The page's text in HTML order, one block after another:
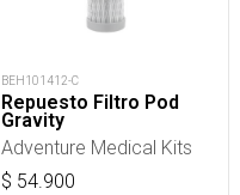
BEH101412-C
Repuesto Filtro Pod
Gravity
Adventure Medical Kits
$ 54.900